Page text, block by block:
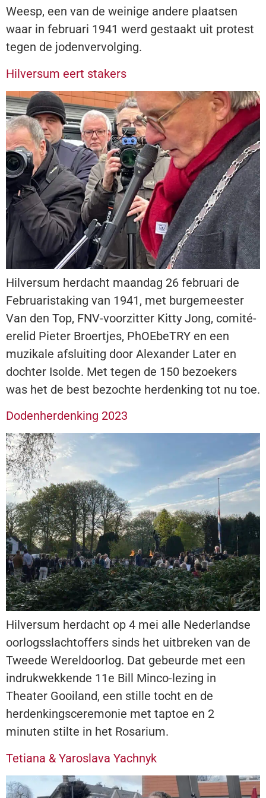
Weesp, een van de weinige andere plaatsen
waar in februari 1941 werd gestaakt uit protest
tegen de jodenvervolging.
Hilversum eert stakers
Hilversum herdacht maandag 26 februari de
Februaristaking van 1941, met burgemeester
Van den Top, FNV-voorzitter Kitty Jong, comité-
erelid Pieter Broertjes, PhOEbeTRY en een
muzikale afsluiting door Alexander Later en
dochter Isolde. Met tegen de 150 bezoekers
was het de best bezochte herdenking tot nu toe.
Dodenherdenking 2023
Hilversum herdacht op 4 mei alle Nederlandse
oorlogsslachtoffers sinds het uitbreken van de
Tweede Wereldoorlog. Dat gebeurde met een
indrukwekkende 11e Bill Minco-lezing in
Theater Gooiland, een stille tocht en de
herdenkingsceremonie met taptoe en 2
minuten stilte in het Rosarium.
Tetiana & Yaroslava Yachnyk